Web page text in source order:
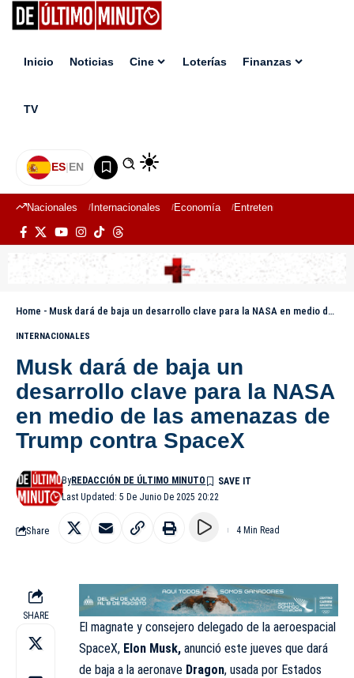
Inicio Noticias Cine Loterías Finanzas
TV
ES|EN
Nacionales Internacionales Economía Entretenimiento
Home - Musk dará de baja un desarrollo clave para la NASA en medio de las amenazas de Trump contra SpaceX
INTERNACIONALES
Musk dará de baja un
desarrollo clave para la NASA
en medio de las amenazas de
Trump contra SpaceX
Last Updated: 5 De Junio De 2025 20:22
ByREDACCIÓN DE ÚLTIMO MINUTO
Share 4 Min Read
SHARE
El magnate y consejero delegado de la aeroespacial
SpaceX, Elon Musk, anunció este jueves que dará
de baja a la aeronave Dragon, usada por Estados